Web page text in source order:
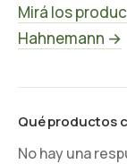
Mirá los
Hahnemann →
Qué productos
No hay una